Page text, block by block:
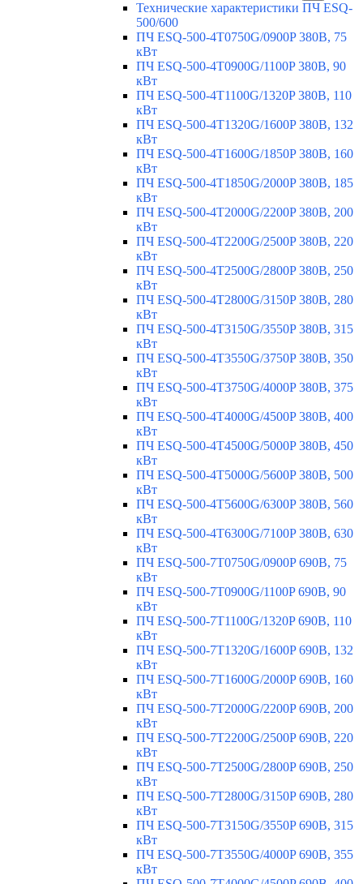
Технические характеристики ПЧ ESQ-
500/600
ПЧ ESQ-500-4T0750G/0900P 380В, 75
кВт
ПЧ ESQ-500-4T0900G/1100P 380В, 90
кВт
ПЧ ESQ-500-4T1100G/1320P 380В, 110
кВт
ПЧ ESQ-500-4T1320G/1600P 380В, 132
кВт
ПЧ ESQ-500-4T1600G/1850P 380В, 160
кВт
ПЧ ESQ-500-4T1850G/2000P 380В, 185
кВт
ПЧ ESQ-500-4T2000G/2200P 380В, 200
кВт
ПЧ ESQ-500-4T2200G/2500P 380В, 220
кВт
ПЧ ESQ-500-4T2500G/2800P 380В, 250
кВт
ПЧ ESQ-500-4T2800G/3150P 380В, 280
кВт
ПЧ ESQ-500-4T3150G/3550P 380В, 315
кВт
ПЧ ESQ-500-4T3550G/3750P 380В, 350
кВт
ПЧ ESQ-500-4T3750G/4000P 380В, 375
кВт
ПЧ ESQ-500-4T4000G/4500P 380В, 400
кВт
ПЧ ESQ-500-4T4500G/5000P 380В, 450
кВт
ПЧ ESQ-500-4T5000G/5600P 380В, 500
кВт
ПЧ ESQ-500-4T5600G/6300P 380В, 560
кВт
ПЧ ESQ-500-4T6300G/7100P 380В, 630
кВт
ПЧ ESQ-500-7T0750G/0900P 690В, 75
кВт
ПЧ ESQ-500-7T0900G/1100P 690В, 90
кВт
ПЧ ESQ-500-7T1100G/1320P 690В, 110
кВт
ПЧ ESQ-500-7T1320G/1600P 690В, 132
кВт
ПЧ ESQ-500-7T1600G/2000P 690В, 160
кВт
ПЧ ESQ-500-7T2000G/2200P 690В, 200
кВт
ПЧ ESQ-500-7T2200G/2500P 690В, 220
кВт
ПЧ ESQ-500-7T2500G/2800P 690В, 250
кВт
ПЧ ESQ-500-7T2800G/3150P 690В, 280
кВт
ПЧ ESQ-500-7T3150G/3550P 690В, 315
кВт
ПЧ ESQ-500-7T3550G/4000P 690В, 355
кВт